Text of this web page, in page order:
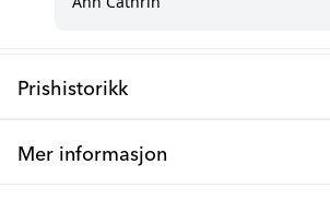
Tilgjengelig i pastell blå
Sugerørsystemet fremmer sunn
Prishistorikk
Mer informasjon